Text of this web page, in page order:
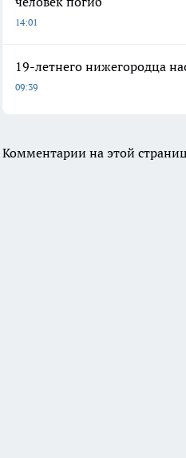
14:01
19-летнего нижегородца
09:39
Комментарии на этой